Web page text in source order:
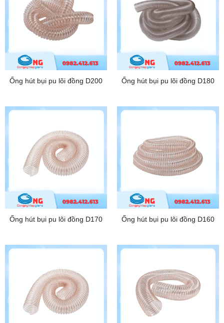
Ống hút bụi pu lõi đồng D200 Ống hút bụi pu lõi đồng D180
Ống hút bụi pu lõi đồng D170 Ống hút bụi pu lõi đồng D160